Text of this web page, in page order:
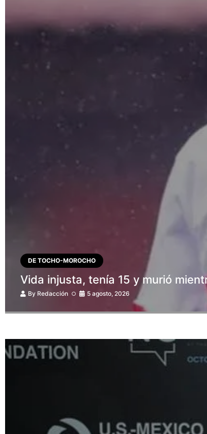
DE TOCHO-MOROCHO
Vida injusta, tenía 15 y murió
By Redacción 5 agosto, 2026